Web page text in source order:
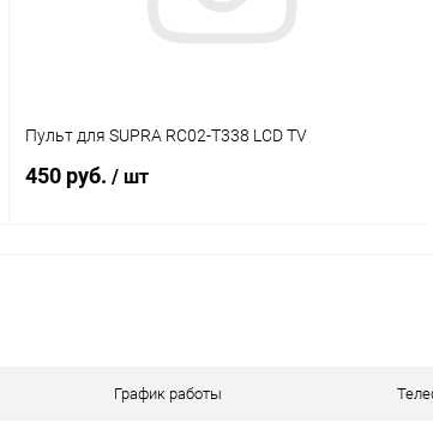
Пульт для SUPRA RC02-T338 LCD TV
450 руб. / шт
График работы